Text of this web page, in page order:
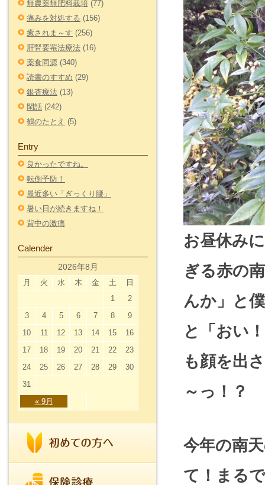
無農薬無肥料栽培 (77)
痛みを対処する (156)
癒されま～す (256)
肝腎要罨法療法 (16)
薬食同源 (340)
読書のすすめ (29)
銀杏療法 (13)
閑話 (242)
鶴のたとえ (5)
Entry
良かったですね。
転倒予防！
最近多い「ぎっくり腰」
暑い日が続きますね！
背中の激痛
Calender
2026年8月
月 火 水 木 金 土 日
« 9月
1
2
3
4 5 6 7 8
9
10
11 12 13 14 15
16
17
18 19 20 21 22
23
24
25 26 27 28 29
30
31
お昼休み
ぎる赤の
んか」と
と「おい
も顔を出
～っ！？
今年の南
て！まる